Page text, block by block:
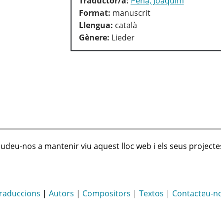
Format: manuscrit
Llengua: català
Gènere: Lieder
nos a mantenir viu aquest lloc web i els seus
| Autors | Compositors | Textos | Contacteu-